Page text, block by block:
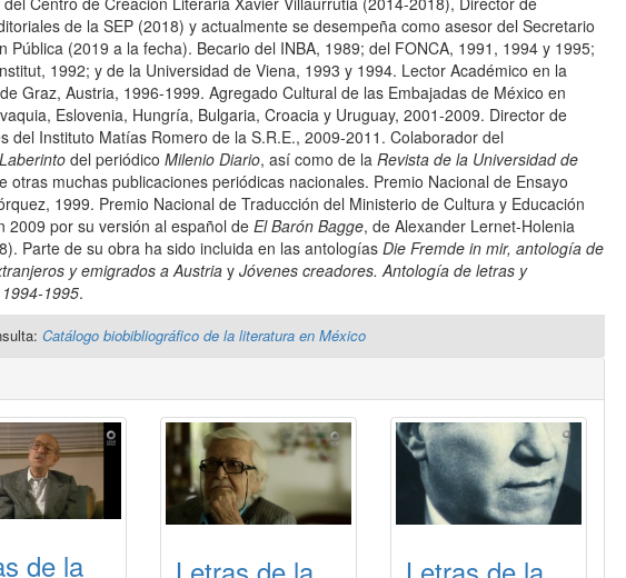
de la SEP (2018) y actualmente se desempeña como asesor del Secretario
Pública (2019 a la fecha). Becario del INBA, 1989; del FONCA, 1991, 1994 y 1995;
1992; y de la Universidad de Viena, 1993 y 1994. Lector Académico en la
Graz, Austria, 1996-1999. Agregado Cultural de las Embajadas de México en
Eslovenia, Hungría, Bulgaria, Croacia y Uruguay, 2001-2009. Director de
del Instituto Matías Romero de la S.R.E., 2009-2011. Colaborador del
Laberinto del periódico Milenio Diario, así como de la Revista de la Universidad de
otras muchas publicaciones periódicas nacionales. Premio Nacional de Ensayo
1999. Premio Nacional de Traducción del Ministerio de Cultura y Educación
2009 por su versión al español de El Barón Bagge, de Alexander Lernet-Holenia
Parte de su obra ha sido incluida en las antologías Die Fremde in mir, antología de
y emigrados a Austria y Jóvenes creadores. Antología de letras y
1995.
Catálogo biobibliográfico de la literatura en México
de la